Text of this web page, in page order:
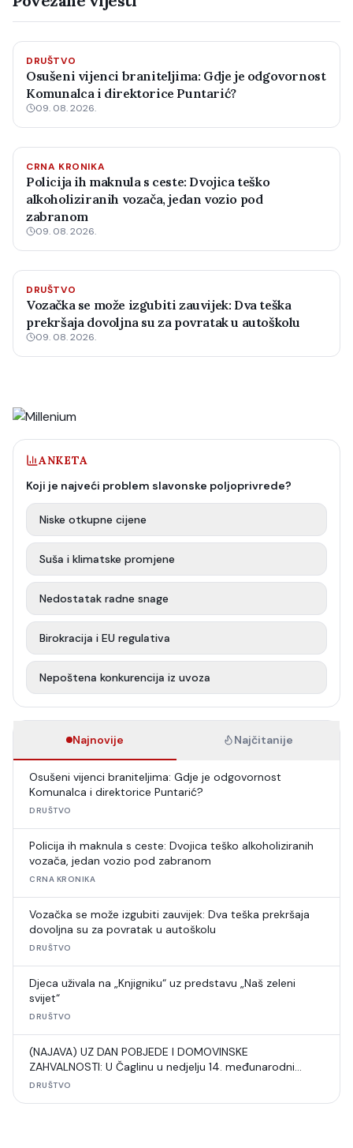
DRUŠTVO
Osušeni vijenci braniteljima: Gdje je odgovornost
Komunalca i direktorice Puntarić?
09. 08. 2026.
CRNA KRONIKA
Policija ih maknula s ceste: Dvojica teško
alkoholiziranih vozača, jedan vozio pod
zabranom
09. 08. 2026.
DRUŠTVO
Vozačka se može izgubiti zauvijek: Dva teška
prekršaja dovoljna su za povratak u autoškolu
09. 08. 2026.
ANKETA
Koji je najveći problem slavonske poljoprivrede?
Niske otkupne cijene
Suša i klimatske promjene
Nedostatak radne snage
Birokracija i EU regulativa
Nepoštena konkurencija iz uvoza
Najnovije Najčitanije
Osušeni vijenci braniteljima: Gdje je odgovornost
Komunalca i direktorice Puntarić?
DRUŠTVO
Policija ih maknula s ceste: Dvojica teško alkoholiziranih
vozača, jedan vozio pod zabranom
CRNA KRONIKA
Vozačka se može izgubiti zauvijek: Dva teška prekršaja
dovoljna su za povratak u autoškolu
DRUŠTVO
Djeca uživala na „Knjigniku“ uz predstavu „Naš zeleni
svijet“
DRUŠTVO
(NAJAVA) UZ DAN POBJEDE I DOMOVINSKE
ZAHVALNOSTI: U Čaglinu u nedjelju 14. međunarodni
šahovski turnir
DRUŠTVO